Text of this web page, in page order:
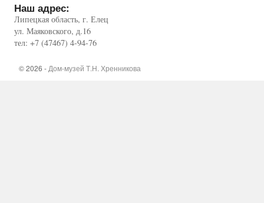
Наш адрес:
Липецкая область, г. Елец
ул. Маяковского, д.16
тел: +7 (47467) 4-94-76
© 2026 - Дом-музей Т.Н. Хренникова